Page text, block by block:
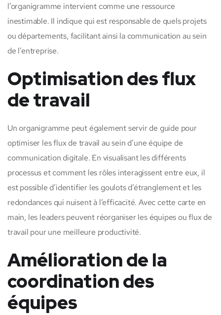
l’organigramme intervient comme une ressource
inestimable. Il indique qui est responsable de quels projets
ou départements, facilitant ainsi la communication au sein
de l’entreprise.
Optimisation des flux
de travail
Un organigramme peut également servir de guide pour
optimiser les flux de travail au sein d’une équipe de
communication digitale. En visualisant les différents
processus et comment les rôles interagissent entre eux, il
est possible d’identifier les goulots d’étranglement et les
redondances qui nuisent à l’efficacité. Avec cette carte en
main, les leaders peuvent réorganiser les équipes ou flux de
travail pour une meilleure productivité.
Amélioration de la
coordination des
équipes